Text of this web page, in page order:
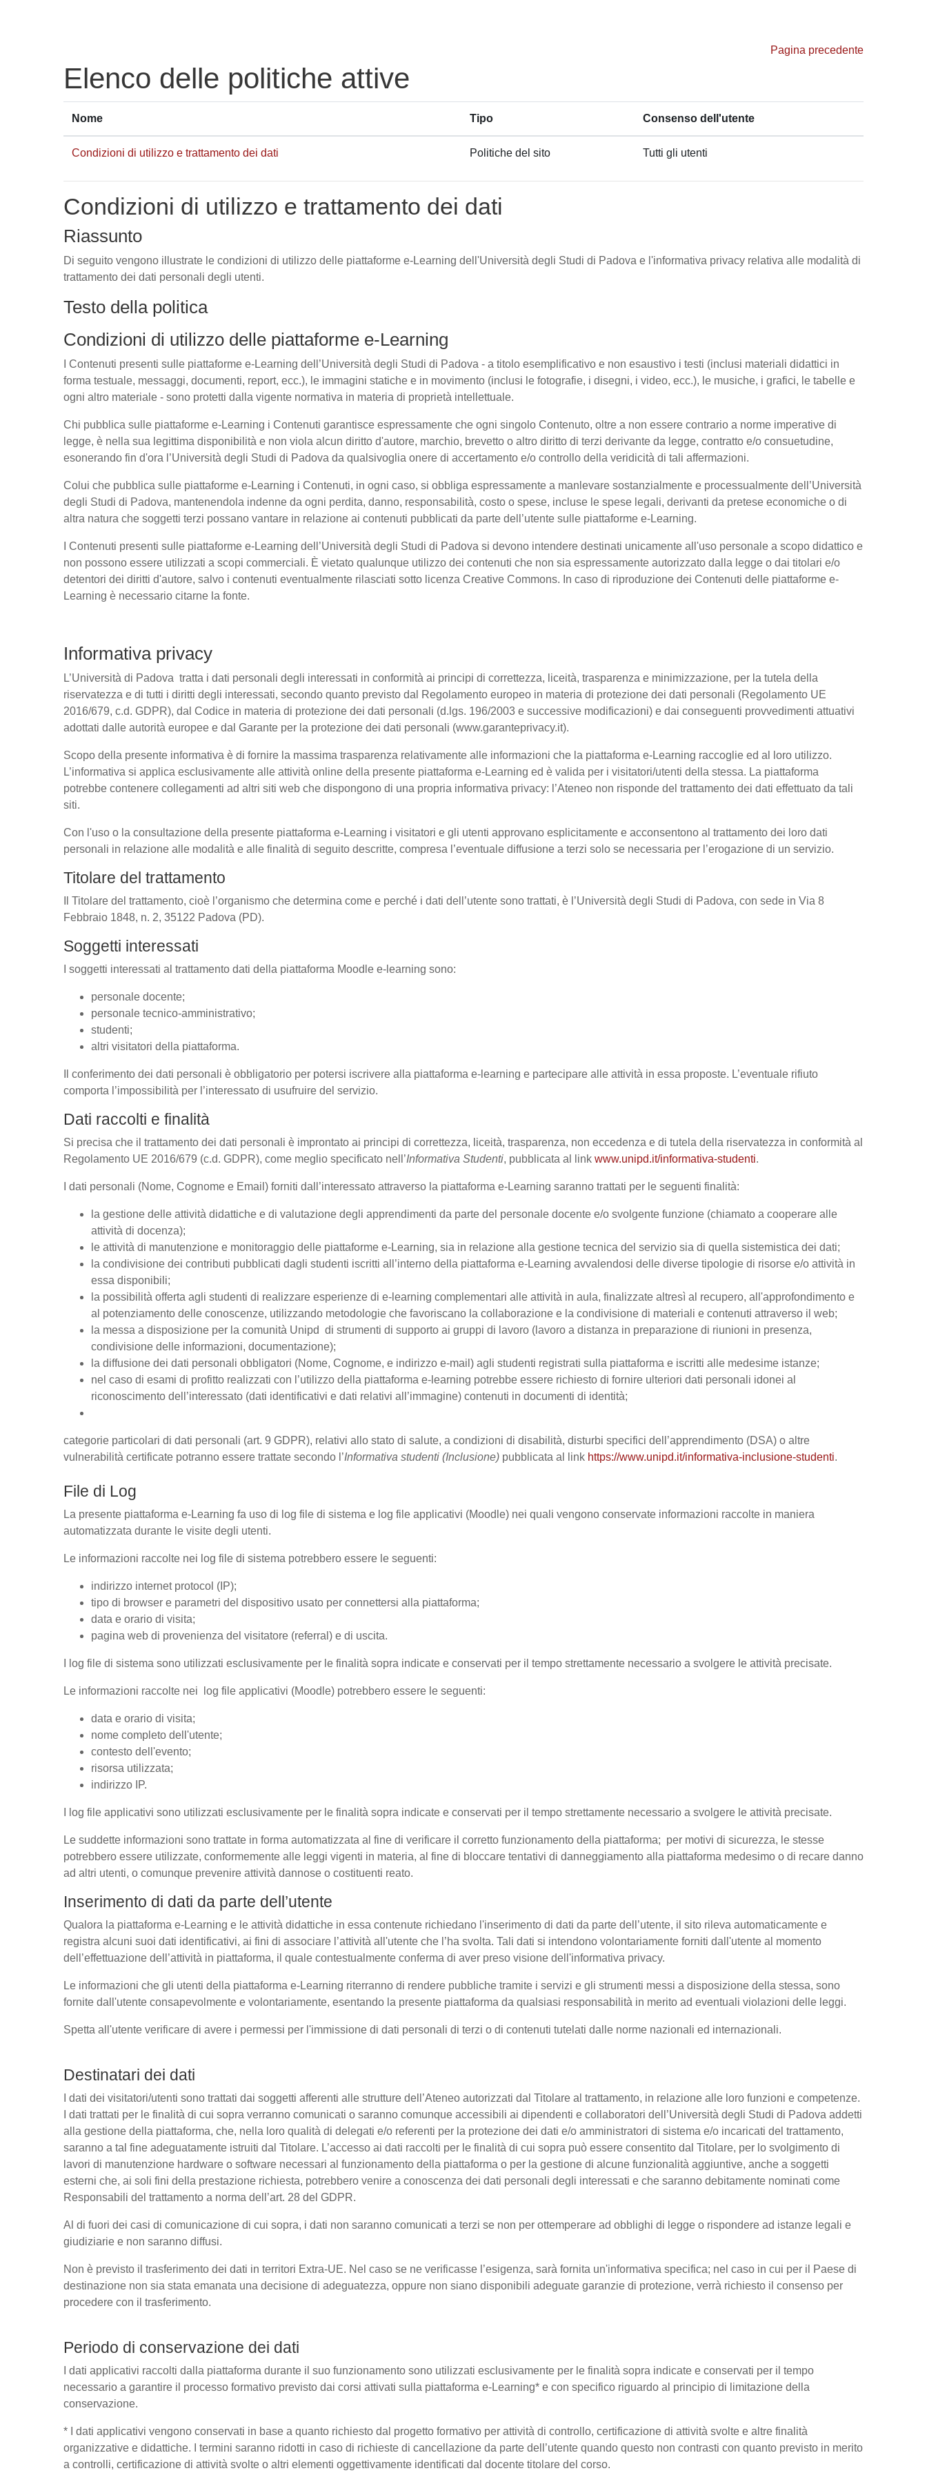
Pagina precedente
Elenco delle politiche attive
Nome Tipo Consenso dell'utente
Condizioni di utilizzo e trattamento dei dati Politiche del sito Tutti gli utenti
Condizioni di utilizzo e trattamento dei dati
Riassunto
Di seguito vengono illustrate le condizioni di utilizzo delle piattaforme e-Learning dell'Università degli Studi di Padova e l'informativa privacy relativa alle modalità di
trattamento dei dati personali degli utenti.
Testo della politica
Condizioni di utilizzo delle piattaforme e-Learning
I Contenuti presenti sulle piattaforme e-Learning dell’Università degli Studi di Padova - a titolo esemplificativo e non esaustivo i testi (inclusi materiali didattici in
forma testuale, messaggi, documenti, report, ecc.), le immagini statiche e in movimento (inclusi le fotografie, i disegni, i video, ecc.), le musiche, i grafici, le tabelle e
ogni altro materiale - sono protetti dalla vigente normativa in materia di proprietà intellettuale.
Chi pubblica sulle piattaforme e-Learning i Contenuti garantisce espressamente che ogni singolo Contenuto, oltre a non essere contrario a norme imperative di
legge, è nella sua legittima disponibilità e non viola alcun diritto d'autore, marchio, brevetto o altro diritto di terzi derivante da legge, contratto e/o consuetudine,
esonerando fin d'ora l’Università degli Studi di Padova da qualsivoglia onere di accertamento e/o controllo della veridicità di tali affermazioni.
Colui che pubblica sulle piattaforme e-Learning i Contenuti, in ogni caso, si obbliga espressamente a manlevare sostanzialmente e processualmente dell’Università
degli Studi di Padova, mantenendola indenne da ogni perdita, danno, responsabilità, costo o spese, incluse le spese legali, derivanti da pretese economiche o di
altra natura che soggetti terzi possano vantare in relazione ai contenuti pubblicati da parte dell’utente sulle piattaforme e-Learning.
I Contenuti presenti sulle piattaforme e-Learning dell’Università degli Studi di Padova si devono intendere destinati unicamente all'uso personale a scopo didattico e
non possono essere utilizzati a scopi commerciali. È vietato qualunque utilizzo dei contenuti che non sia espressamente autorizzato dalla legge o dai titolari e/o
detentori dei diritti d'autore, salvo i contenuti eventualmente rilasciati sotto licenza Creative Commons. In caso di riproduzione dei Contenuti delle piattaforme e-
Learning è necessario citarne la fonte.
Informativa privacy
L’Università di Padova tratta i dati personali degli interessati in conformità ai principi di correttezza, liceità, trasparenza e minimizzazione, per la tutela della
riservatezza e di tutti i diritti degli interessati, secondo quanto previsto dal Regolamento europeo in materia di protezione dei dati personali (Regolamento UE
2016/679, c.d. GDPR), dal Codice in materia di protezione dei dati personali (d.lgs. 196/2003 e successive modificazioni) e dai conseguenti provvedimenti attuativi
adottati dalle autorità europee e dal Garante per la protezione dei dati personali (www.garanteprivacy.it).
Scopo della presente informativa è di fornire la massima trasparenza relativamente alle informazioni che la piattaforma e-Learning raccoglie ed al loro utilizzo.
L’informativa si applica esclusivamente alle attività online della presente piattaforma e-Learning ed è valida per i visitatori/utenti della stessa. La piattaforma
potrebbe contenere collegamenti ad altri siti web che dispongono di una propria informativa privacy: l’Ateneo non risponde del trattamento dei dati effettuato da tali
siti.
Con l'uso o la consultazione della presente piattaforma e-Learning i visitatori e gli utenti approvano esplicitamente e acconsentono al trattamento dei loro dati
personali in relazione alle modalità e alle finalità di seguito descritte, compresa l’eventuale diffusione a terzi solo se necessaria per l’erogazione di un servizio.
Titolare del trattamento
Il Titolare del trattamento, cioè l’organismo che determina come e perché i dati dell’utente sono trattati, è l’Università degli Studi di Padova, con sede in Via 8
Febbraio 1848, n. 2, 35122 Padova (PD).
Soggetti interessati
I soggetti interessati al trattamento dati della piattaforma Moodle e-learning sono:
personale docente;
personale tecnico-amministrativo;
studenti;
altri visitatori della piattaforma.
Il conferimento dei dati personali è obbligatorio per potersi iscrivere alla piattaforma e-learning e partecipare alle attività in essa proposte. L’eventuale rifiuto
comporta l’impossibilità per l’interessato di usufruire del servizio.
Dati raccolti e finalità
Si precisa che il trattamento dei dati personali è improntato ai principi di correttezza, liceità, trasparenza, non eccedenza e di tutela della riservatezza in conformità al
Regolamento UE 2016/679 (c.d. GDPR), come meglio specificato nell’Informativa Studenti, pubblicata al link www.unipd.it/informativa-studenti.
I dati personali (Nome, Cognome e Email) forniti dall’interessato attraverso la piattaforma e-Learning saranno trattati per le seguenti finalità:
la gestione delle attività didattiche e di valutazione degli apprendimenti da parte del personale docente e/o svolgente funzione (chiamato a cooperare alle
attività di docenza);
le attività di manutenzione e monitoraggio delle piattaforme e-Learning, sia in relazione alla gestione tecnica del servizio sia di quella sistemistica dei dati;
la condivisione dei contributi pubblicati dagli studenti iscritti all’interno della piattaforma e-Learning avvalendosi delle diverse tipologie di risorse e/o attività in
essa disponibili;
la possibilità offerta agli studenti di realizzare esperienze di e-learning complementari alle attività in aula, finalizzate altresì al recupero, all'approfondimento e
al potenziamento delle conoscenze, utilizzando metodologie che favoriscano la collaborazione e la condivisione di materiali e contenuti attraverso il web;
la messa a disposizione per la comunità Unipd di strumenti di supporto ai gruppi di lavoro (lavoro a distanza in preparazione di riunioni in presenza,
condivisione delle informazioni, documentazione);
la diffusione dei dati personali obbligatori (Nome, Cognome, e indirizzo e-mail) agli studenti registrati sulla piattaforma e iscritti alle medesime istanze;
nel caso di esami di profitto realizzati con l’utilizzo della piattaforma e-learning potrebbe essere richiesto di fornire ulteriori dati personali idonei al
riconoscimento dell’interessato (dati identificativi e dati relativi all’immagine) contenuti in documenti di identità;
categorie particolari di dati personali (art. 9 GDPR), relativi allo stato di salute, a condizioni di disabilità, disturbi specifici dell’apprendimento (DSA) o altre
vulnerabilità certificate potranno essere trattate secondo l’Informativa studenti (Inclusione) pubblicata al link https://www.unipd.it/informativa-inclusione-studenti.
File di Log
La presente piattaforma e-Learning fa uso di log file di sistema e log file applicativi (Moodle) nei quali vengono conservate informazioni raccolte in maniera
automatizzata durante le visite degli utenti.
Le informazioni raccolte nei log file di sistema potrebbero essere le seguenti:
indirizzo internet protocol (IP);
tipo di browser e parametri del dispositivo usato per connettersi alla piattaforma;
data e orario di visita;
pagina web di provenienza del visitatore (referral) e di uscita.
I log file di sistema sono utilizzati esclusivamente per le finalità sopra indicate e conservati per il tempo strettamente necessario a svolgere le attività precisate.
Le informazioni raccolte nei log file applicativi (Moodle) potrebbero essere le seguenti:
data e orario di visita;
nome completo dell'utente;
contesto dell'evento;
risorsa utilizzata;
indirizzo IP.
I log file applicativi sono utilizzati esclusivamente per le finalità sopra indicate e conservati per il tempo strettamente necessario a svolgere le attività precisate.
Le suddette informazioni sono trattate in forma automatizzata al fine di verificare il corretto funzionamento della piattaforma; per motivi di sicurezza, le stesse
potrebbero essere utilizzate, conformemente alle leggi vigenti in materia, al fine di bloccare tentativi di danneggiamento alla piattaforma medesimo o di recare danno
ad altri utenti, o comunque prevenire attività dannose o costituenti reato.
Inserimento di dati da parte dell’utente
Qualora la piattaforma e-Learning e le attività didattiche in essa contenute richiedano l'inserimento di dati da parte dell’utente, il sito rileva automaticamente e
registra alcuni suoi dati identificativi, ai fini di associare l’attività all'utente che l’ha svolta. Tali dati si intendono volontariamente forniti dall'utente al momento
dell’effettuazione dell’attività in piattaforma, il quale contestualmente conferma di aver preso visione dell'informativa privacy.
Le informazioni che gli utenti della piattaforma e-Learning riterranno di rendere pubbliche tramite i servizi e gli strumenti messi a disposizione della stessa, sono
fornite dall'utente consapevolmente e volontariamente, esentando la presente piattaforma da qualsiasi responsabilità in merito ad eventuali violazioni delle leggi.
Spetta all'utente verificare di avere i permessi per l'immissione di dati personali di terzi o di contenuti tutelati dalle norme nazionali ed internazionali.
Destinatari dei dati
I dati dei visitatori/utenti sono trattati dai soggetti afferenti alle strutture dell’Ateneo autorizzati dal Titolare al trattamento, in relazione alle loro funzioni e competenze.
I dati trattati per le finalità di cui sopra verranno comunicati o saranno comunque accessibili ai dipendenti e collaboratori dell’Università degli Studi di Padova addetti
alla gestione della piattaforma, che, nella loro qualità di delegati e/o referenti per la protezione dei dati e/o amministratori di sistema e/o incaricati del trattamento,
saranno a tal fine adeguatamente istruiti dal Titolare. L’accesso ai dati raccolti per le finalità di cui sopra può essere consentito dal Titolare, per lo svolgimento di
lavori di manutenzione hardware o software necessari al funzionamento della piattaforma o per la gestione di alcune funzionalità aggiuntive, anche a soggetti
esterni che, ai soli fini della prestazione richiesta, potrebbero venire a conoscenza dei dati personali degli interessati e che saranno debitamente nominati come
Responsabili del trattamento a norma dell’art. 28 del GDPR.
Al di fuori dei casi di comunicazione di cui sopra, i dati non saranno comunicati a terzi se non per ottemperare ad obblighi di legge o rispondere ad istanze legali e
giudiziarie e non saranno diffusi.
Non è previsto il trasferimento dei dati in territori Extra-UE. Nel caso se ne verificasse l’esigenza, sarà fornita un'informativa specifica; nel caso in cui per il Paese di
destinazione non sia stata emanata una decisione di adeguatezza, oppure non siano disponibili adeguate garanzie di protezione, verrà richiesto il consenso per
procedere con il trasferimento.
Periodo di conservazione dei dati
I dati applicativi raccolti dalla piattaforma durante il suo funzionamento sono utilizzati esclusivamente per le finalità sopra indicate e conservati per il tempo
necessario a garantire il processo formativo previsto dai corsi attivati sulla piattaforma e-Learning* e con specifico riguardo al principio di limitazione della
conservazione.
* I dati applicativi vengono conservati in base a quanto richiesto dal progetto formativo per attività di controllo, certificazione di attività svolte e altre finalità
organizzative e didattiche. I termini saranno ridotti in caso di richieste di cancellazione da parte dell’utente quando questo non contrasti con quanto previsto in merito
a controlli, certificazione di attività svolte o altri elementi oggettivamente identificati dal docente titolare del corso.